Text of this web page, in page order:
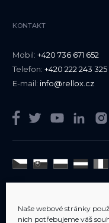
Naše webové stránky
nich potřebujeme váš
KONTAKT
Mobil: +420 736 671 652
Telefon: +420 222 243 325
E-mail: info@rellox.cz